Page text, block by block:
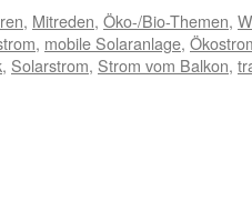
, Mitreden, Öko-/Bio-Themen,
, mobile Solaranlage,
, Solarstrom, Strom vom Balkon,